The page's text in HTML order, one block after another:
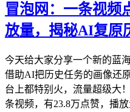
冒泡网：一条视频
放量，揭秘AI复原
今天给大家分享一个新的蓝
借助AI把历史任务的画像还
台上都特别火，流量超级大
条视频，有23.8万点赞，播